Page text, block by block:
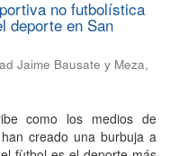
no futbolística
deporte en San
Jaime Bausate y Meza,
como los medios de
creado una burbuja a